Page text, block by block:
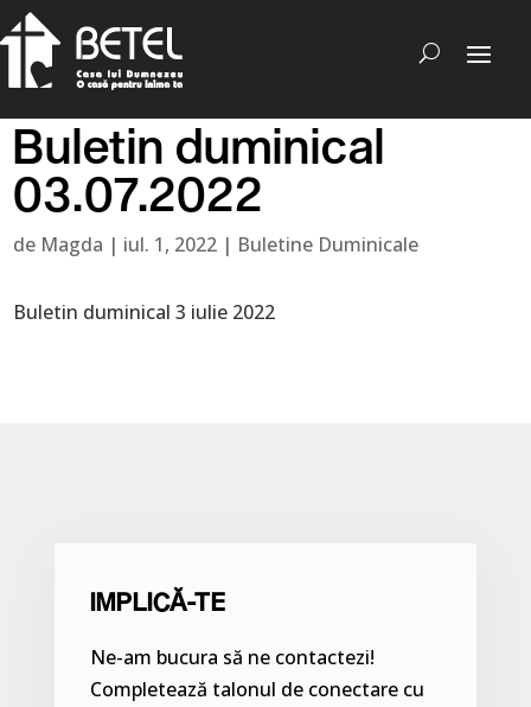
Buletin duminical
03.07.2022
de Magda | iul. 1, 2022 | Buletine Duminicale
Buletin duminical 3 iulie 2022
IMPLICĂ-TE
Ne-am bucura să ne contactezi!
Completează talonul de conectare cu